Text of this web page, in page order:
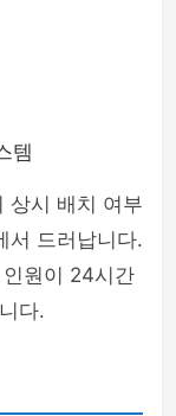
템
상시 배치 여부
서 드러납니다.
원이 24시간
다.